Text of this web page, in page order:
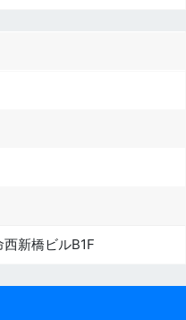
新橋ビルB1F